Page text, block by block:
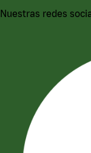
Nuestras redes